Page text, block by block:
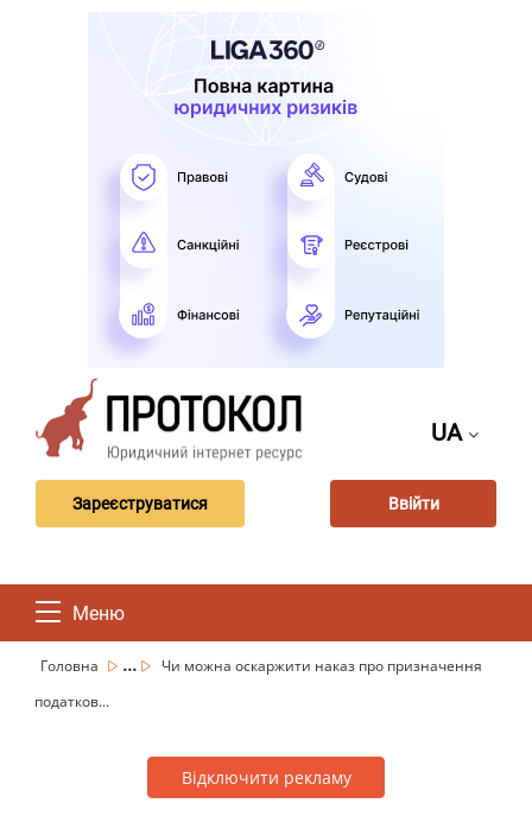
UA
Зареєструватися Ввійти
Меню
Головна ...
Чи можна оскаржити наказ про призначення
податков...
Відключити рекламу